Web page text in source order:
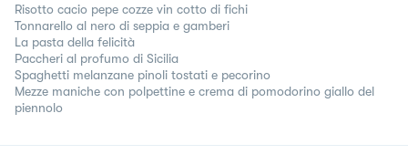
Risotto cacio pepe cozze vin cotto di fichi
Tonnarello al nero di seppia e gamberi
La pasta della felicità
Paccheri al profumo di Sicilia
Spaghetti melanzane pinoli tostati e pecorino
Mezze maniche con polpettine e crema di pomodorino giallo del
piennolo